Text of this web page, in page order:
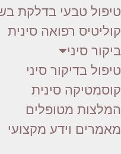
טיפול טבעי בדלקת
קוליטיס רפואה סינית
ביקור סיני
טיפול בדיקור סיני
קוסמטיקה סינית
המלצות מטופלים
מאמרים וידע מקצועי